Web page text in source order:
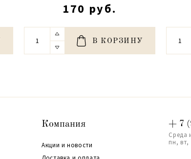
170 руб.
В КОРЗИНУ
Компания
Акции и новости
+ 7
Среда
пн, вт,